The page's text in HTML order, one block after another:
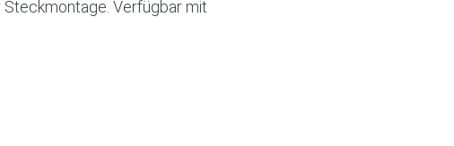
Verfügbar mit